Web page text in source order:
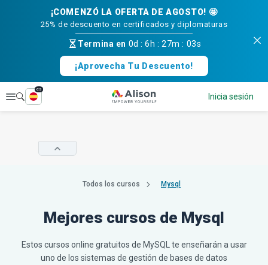
¡COMENZÓ LA OFERTA DE AGOSTO! 🤩
25% de descuento en certificados y diplomaturas
Termina en 0d :6h :27m : 02s
¡Aprovecha Tu Descuento!
Explorar
es
Inicia sesión
Todos los cursos Mysql
Mejores cursos de Mysql
Estos cursos online gratuitos de MySQL te enseñarán a usar
uno de los sistemas de gestión de bases de datos